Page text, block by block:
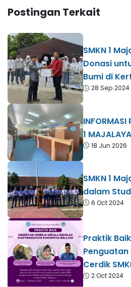
Postingan Terkait
SMKN 1
Donasi
Bumi di
28 Sep 2024
INFORMASI
1 MAJALAYA
18 Jun 2026
SMKN 1
dalam
6 Oct 2024
Praktik
Cerdik
2 Oct 2024